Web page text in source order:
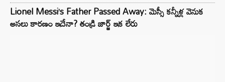
Lionel Messi’s Father Passed Away: మెస్సీ కన్నీళ్ల వెనుక
అసలు కారణం ఇదేనా? తండ్రి జార్జ్ ఇక లేరు